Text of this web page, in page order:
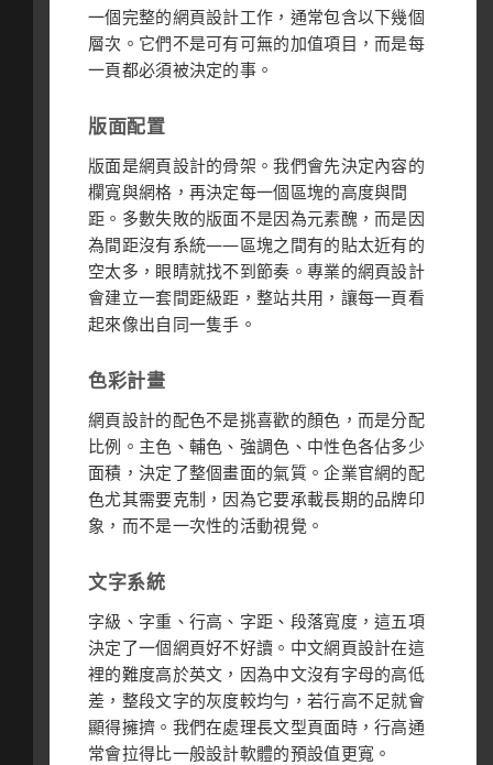
一個完整的網頁設計工作，通常包含以下幾個
層次。它們不是可有可無的加值項目，而是每
一頁都必須被決定的事。
版面配置
版面是網頁設計的骨架。我們會先決定內容的
欄寬與網格，再決定每一個區塊的高度與間
距。多數失敗的版面不是因為元素醜，而是因
為間距沒有系統——區塊之間有的貼太近有的
空太多，眼睛就找不到節奏。專業的網頁設計
會建立一套間距級距，整站共用，讓每一頁看
起來像出自同一隻手。
色彩計畫
網頁設計的配色不是挑喜歡的顏色，而是分配
比例。主色、輔色、強調色、中性色各佔多少
面積，決定了整個畫面的氣質。企業官網的配
色尤其需要克制，因為它要承載長期的品牌印
象，而不是一次性的活動視覺。
文字系統
字級、字重、行高、字距、段落寬度，這五項
決定了一個網頁好不好讀。中文網頁設計在這
裡的難度高於英文，因為中文沒有字母的高低
差，整段文字的灰度較均勻，若行高不足就會
顯得擁擠。我們在處理長文型頁面時，行高通
常會拉得比一般設計軟體的預設值更寬。